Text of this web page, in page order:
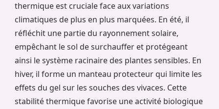
thermique est cruciale face aux variations
climatiques de plus en plus marquées. En été, il
réfléchit une partie du rayonnement solaire,
empêchant le sol de surchauffer et protégeant
ainsi le système racinaire des plantes sensibles. En
hiver, il forme un manteau protecteur qui limite les
effets du gel sur les souches des vivaces. Cette
stabilité thermique favorise une activité biologique